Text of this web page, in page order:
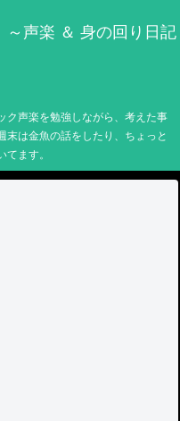
声楽 ＆ 身の回り日記
ク声楽を勉強しながら、考えた事
は金魚の話をしたり、ちょっと
てます。